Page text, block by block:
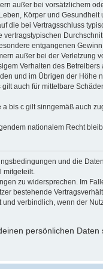
außer bei vorsätzlichem
Körper und
die bei Vertragsschluss
entgangenen
außer bei der Verletzung
Verhalten des Betreibers
und im Übrigen der Höhe
auch für mittelbare
bis c gilt sinngemäß auch
nationalem Recht
und die
mitgeteilt.
zu widersprechen. Im
bestehende
verbindlich, wenn der
persönlichen Daten